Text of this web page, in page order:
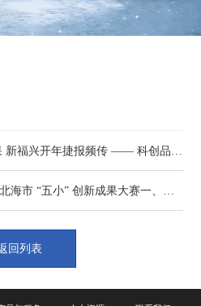
年捷报频传 —— 科创品牌双丰收 硬核实力启新程
市 “五小” 创新成果大赛一、二等奖
回列表